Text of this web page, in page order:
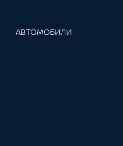
АВТОМОБИЛИ